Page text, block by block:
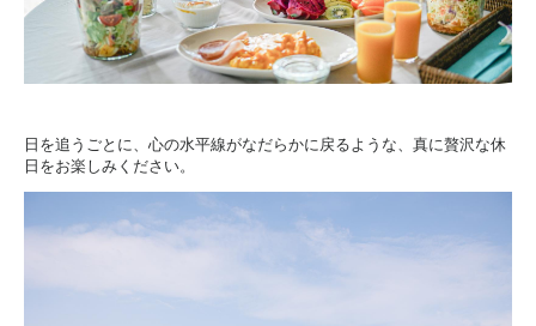
日を追うごとに、心の水平線がなだらかに戻るような、真に贅沢な休
日をお楽しみください。